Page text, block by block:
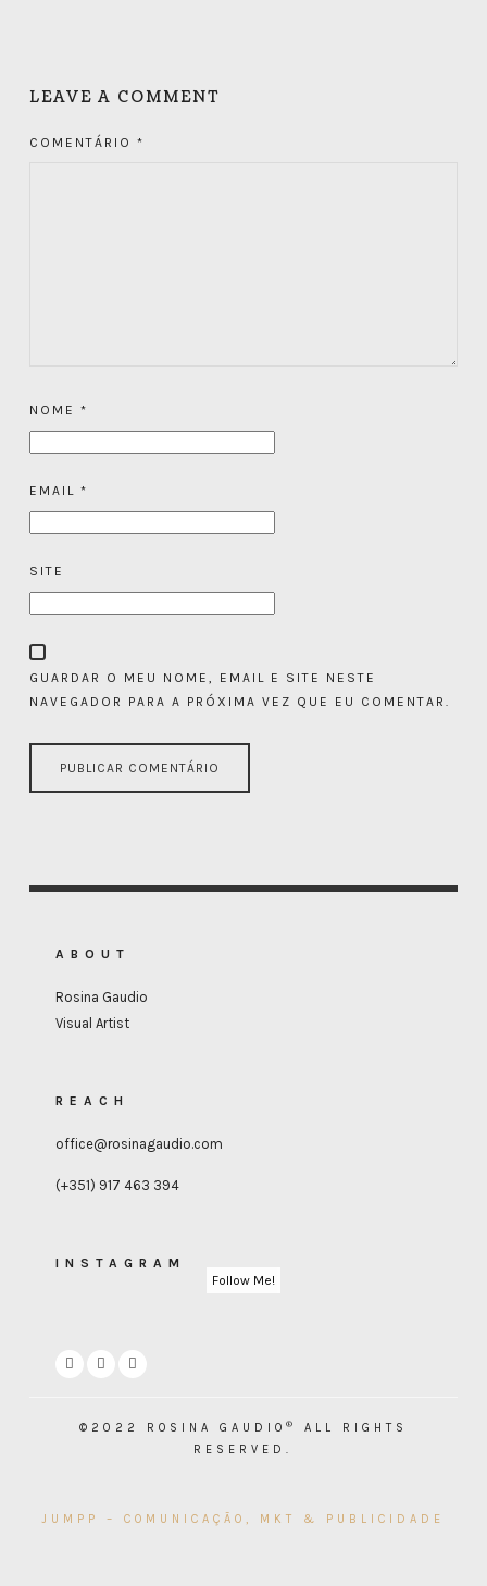
LEAVE A COMMENT
COMENTÁRIO *
NOME *
EMAIL *
SITE
GUARDAR O MEU NOME, EMAIL E SITE NESTE
NAVEGADOR PARA A PRÓXIMA VEZ QUE EU COMENTAR.
ABOUT
Rosina Gaudio
Visual Artist
REACH
office@rosinagaudio.com
(+351) 917 463 394
INSTAGRAM
Follow Me!
©2022 ROSINA GAUDIO ®
ALL RIGHTS
RESERVED.
JUMPP – COMUNICAÇÃO, MKT & PUBLICIDADE